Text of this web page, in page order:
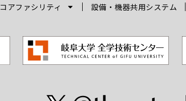
コアファシリティ 設備・機器共用システム